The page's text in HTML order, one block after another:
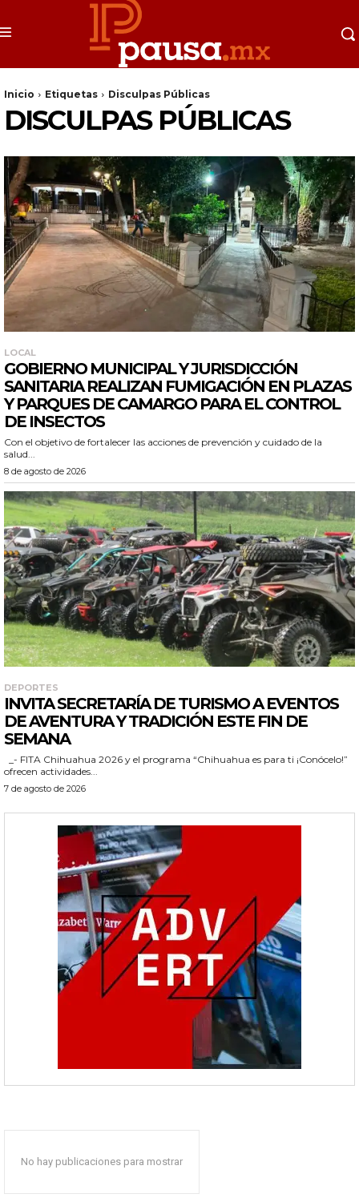
Inicio Etiquetas Disculpas Públicas
DISCULPAS PÚBLICAS
LOCAL
GOBIERNO MUNICIPAL Y JURISDICCIÓN
SANITARIA REALIZAN FUMIGACIÓN EN PLAZAS
Y PARQUES DE CAMARGO PARA EL CONTROL
DE INSECTOS
Con el objetivo de fortalecer las acciones de prevención y cuidado de la
salud...
8 de agosto de 2026
DEPORTES
INVITA SECRETARÍA DE TURISMO A EVENTOS
DE AVENTURA Y TRADICIÓN ESTE FIN DE
SEMANA
ofrecen actividades...
7 de agosto de 2026
No hay publicaciones para mostrar